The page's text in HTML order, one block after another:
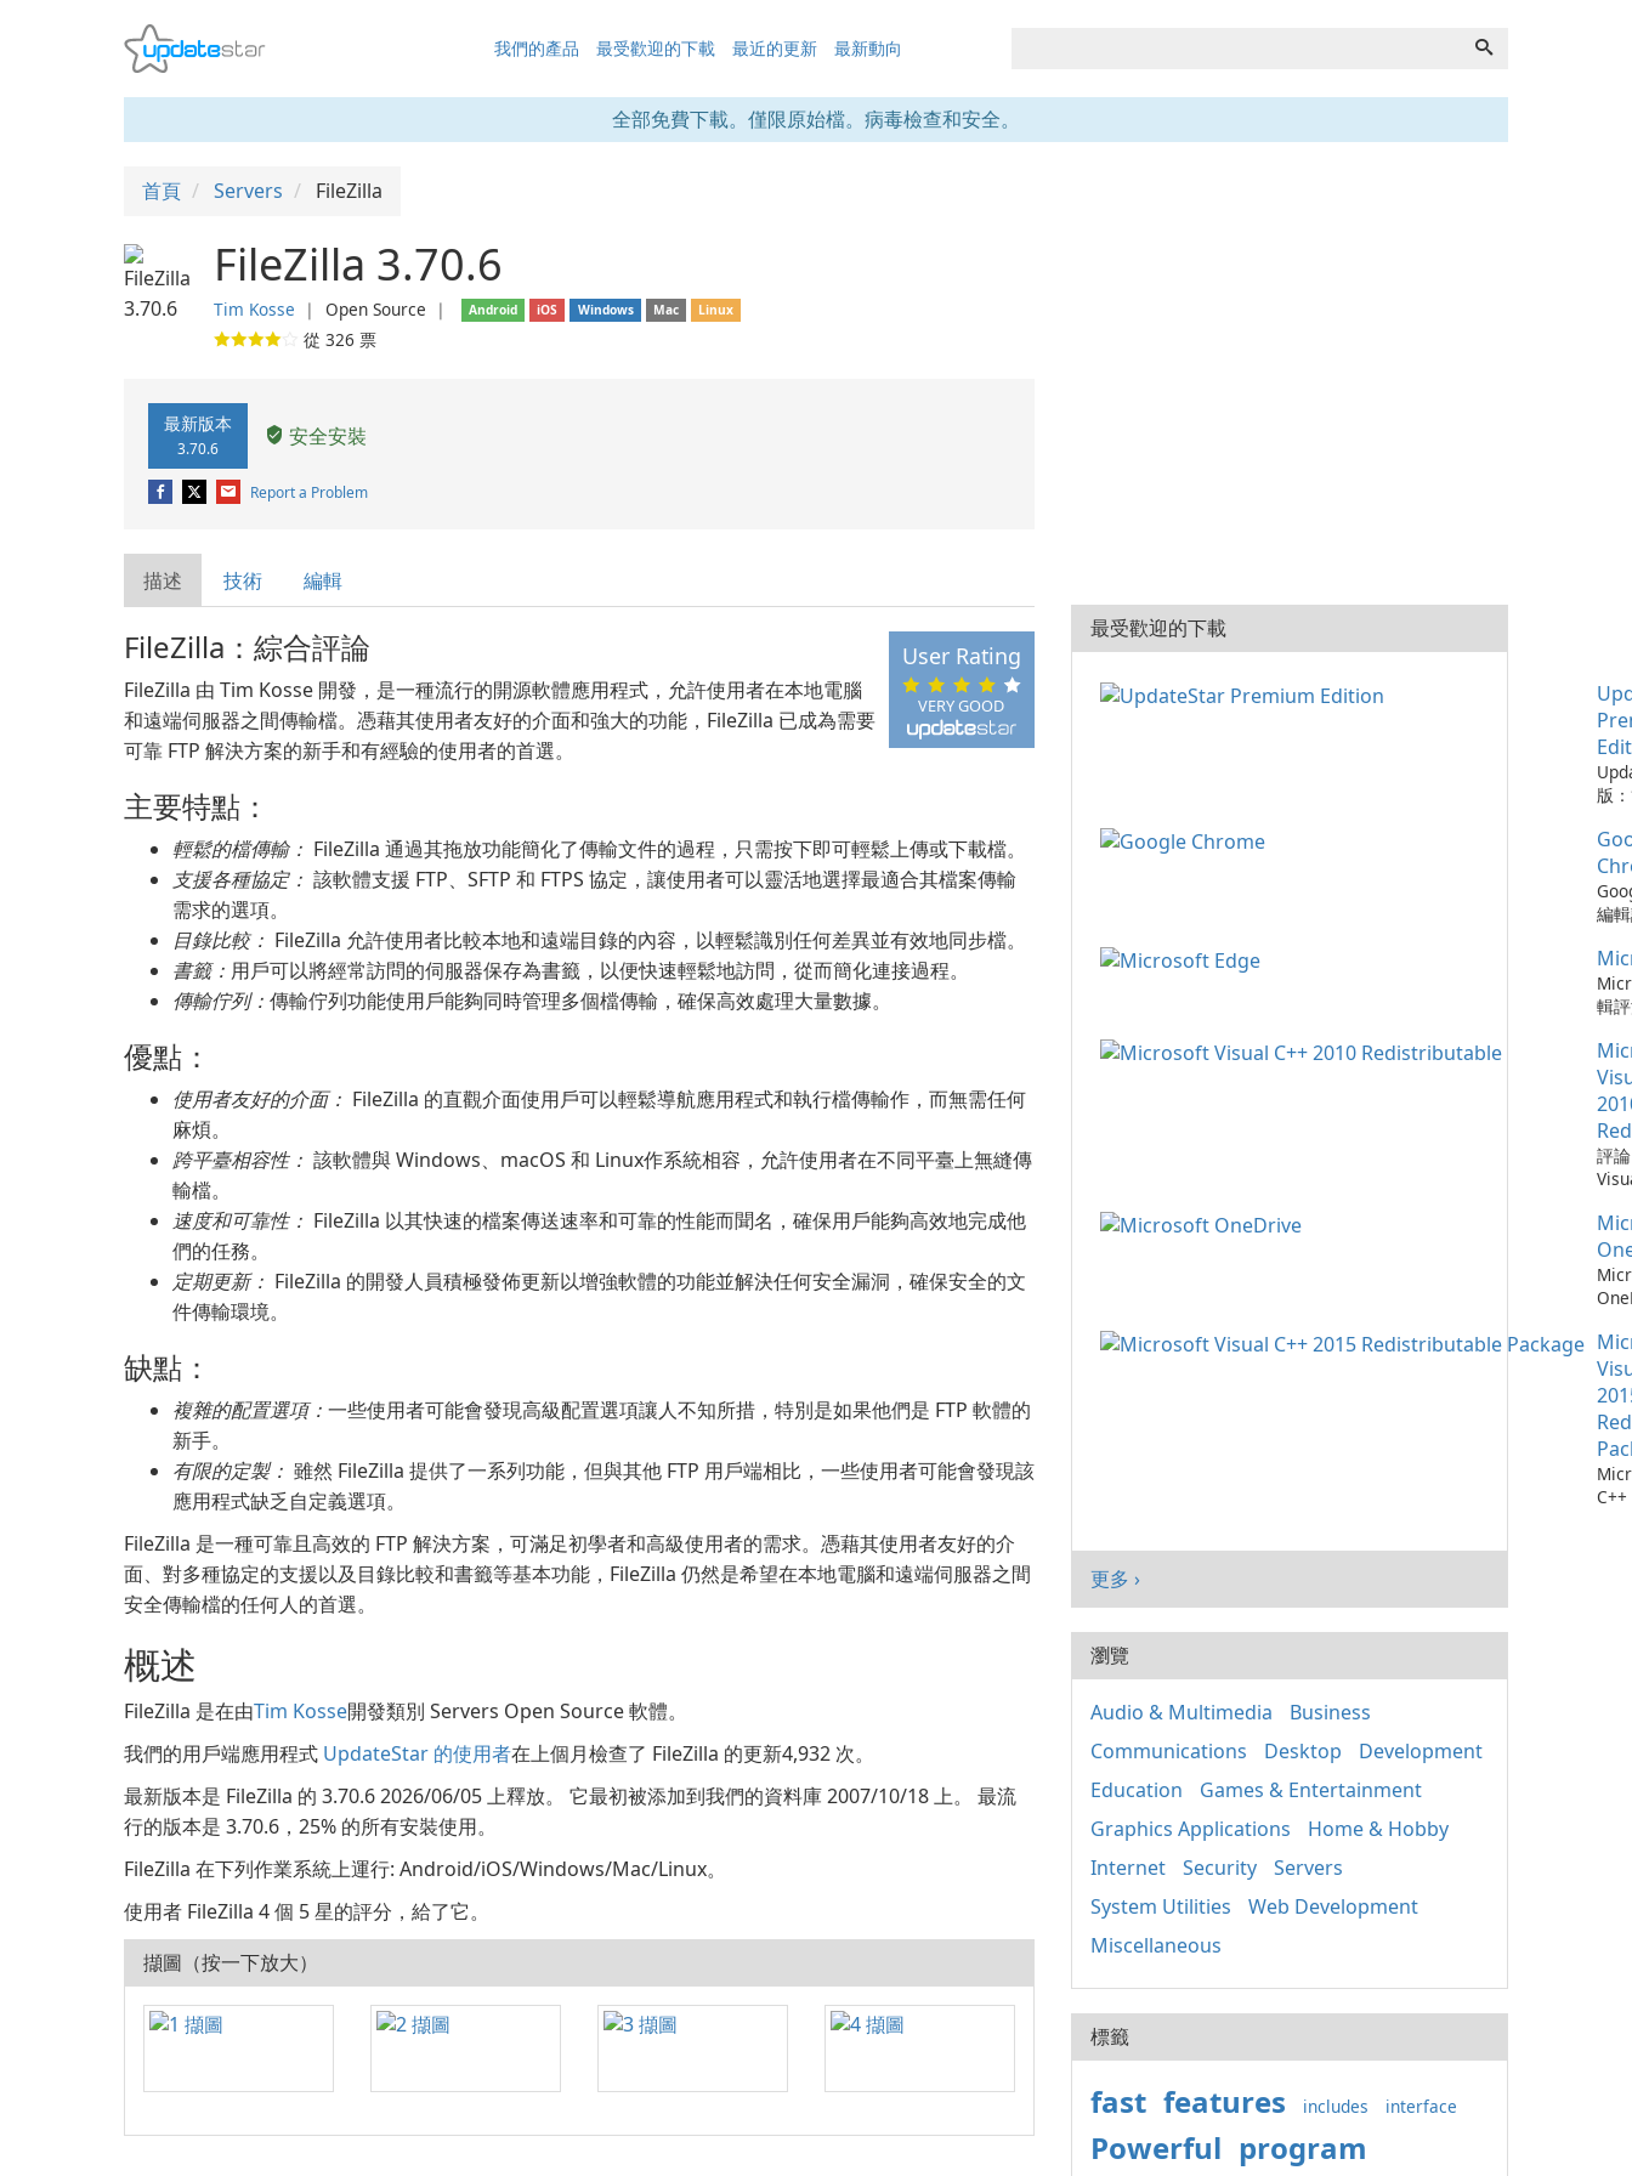
我們的產品 最受歡迎的下載 最近的更新 最新動向
全部免費下載。僅限原始檔。病毒檢查和安全。
首頁 Servers FileZilla
FileZilla 3.70.6
Tim Kosse ❘ Open Source ❘ Android iOS Windows Mac Linux
從 326 票
最新版本
3.70.6 安全安裝
Report a Problem
描述 技術 編輯
VERY GOOD
User Rating
FileZilla：綜合評論
FileZilla 由 Tim Kosse 開發，是一種流行的開源軟體應用程式，允許使用者在本地電腦
和遠端伺服器之間傳輸檔。憑藉其使用者友好的介面和強大的功能，FileZilla 已成為需要
可靠 FTP 解決方案的新手和有經驗的使用者的首選。
主要特點：
輕鬆的檔傳輸： FileZilla 通過其拖放功能簡化了傳輸文件的過程，只需按下即可輕鬆上傳或下載檔。
支援各種協定： 該軟體支援 FTP、SFTP 和 FTPS 協定，讓使用者可以靈活地選擇最適合其檔案傳輸
需求的選項。
目錄比較： FileZilla 允許使用者比較本地和遠端目錄的內容，以輕鬆識別任何差異並有效地同步檔。
書籤： 用戶可以將經常訪問的伺服器保存為書籤，以便快速輕鬆地訪問，從而簡化連接過程。
傳輸佇列： 傳輸佇列功能使用戶能夠同時管理多個檔傳輸，確保高效處理大量數據。
優點：
使用者友好的介面： FileZilla 的直觀介面使用戶可以輕鬆導航應用程式和執行檔傳輸作，而無需任何
麻煩。
跨平臺相容性： 該軟體與 Windows、macOS 和 Linux作系統相容，允許使用者在不同平臺上無縫傳
輸檔。
速度和可靠性： FileZilla 以其快速的檔案傳送速率和可靠的性能而聞名，確保用戶能夠高效地完成他
們的任務。
定期更新： FileZilla 的開發人員積極發佈更新以增強軟體的功能並解決任何安全漏洞，確保安全的文
件傳輸環境。
缺點：
複雜的配置選項： 一些使用者可能會發現高級配置選項讓人不知所措，特別是如果他們是 FTP 軟體的
新手。
有限的定製： 雖然 FileZilla 提供了一系列功能，但與其他 FTP 用戶端相比，一些使用者可能會發現該
應用程式缺乏自定義選項。
FileZilla 是一種可靠且高效的 FTP 解決方案，可滿足初學者和高級使用者的需求。憑藉其使用者友好的介
面、對多種協定的支援以及目錄比較和書籤等基本功能，FileZilla 仍然是希望在本地電腦和遠端伺服器之間
安全傳輸檔的任何人的首選。
概述
FileZilla 是在由Tim Kosse開發類別 Servers Open Source 軟體。
我們的用戶端應用程式 UpdateStar 的使用者在上個月檢查了 FileZilla 的更新4,932 次。
最新版本是 FileZilla 的 3.70.6 2026/06/05 上釋放。 它最初被添加到我們的資料庫 2007/10/18 上。 最流
行的版本是 3.70.6，25% 的所有安裝使用。
FileZilla 在下列作業系統上運行: Android/iOS/Windows/Mac/Linux。
使用者 FileZilla 4 個 5 星的評分，給了它。
擷圖（按一下放大）
最受歡迎的下載
版
版
工
的
保
可
時
您
容
需
仔
自
會
腦
序
點
它
找
最
擁
編
瀏
速
更
務
旨
高
提
入
現
與
面
及
績
輯
瀏
器
全
深
統
加
能
制
目
創
戶
結
現
效
評
by
發
式
程
件
的
365
流
存
成
務
365
及
更多 ›
瀏覽
Audio & Multimedia
Business
Communications
Desktop
Development
Education
Games & Entertainment
Graphics Applications
Home & Hobby
Internet
Security
Servers
System Utilities
Web Development
Miscellaneous
標籤
fast features includes interface
Powerful program